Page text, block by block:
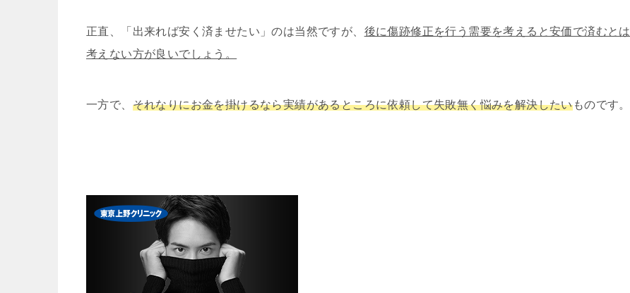
正直、「出来れば安く済ませたい」のは当然ですが、 後に傷跡修正を行う需要を考えると安価で済むとは
考えない方が良いでしょう。
一方で、 それなりにお金を掛けるなら実績があるところに依頼して失敗無く悩みを解決したいものです。